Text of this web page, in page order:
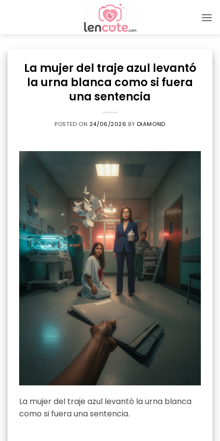
La mujer del traje azul levantó
la urna blanca como si fuera
una sentencia
POSTED ON 24/06/2026 BY DIAMOND
La mujer del traje azul levantó la urna blanca
como si fuera una sentencia.